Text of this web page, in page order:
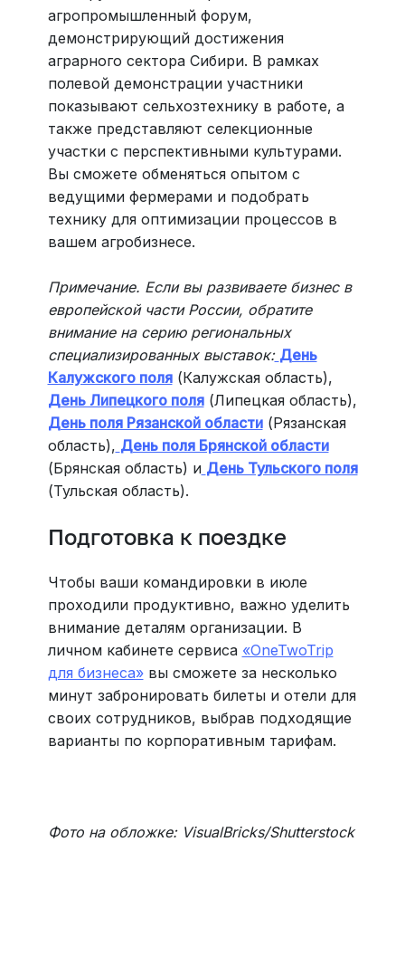
агропромышленный форум,
демонстрирующий достижения
аграрного сектора Сибири. В рамках
полевой демонстрации участники
показывают сельхозтехнику в работе, а
также представляют селекционные
участки с перспективными культурами.
Вы сможете обменяться опытом с
ведущими фермерами и подобрать
технику для оптимизации процессов в
вашем агробизнесе.
Примечание. Если вы развиваете бизнес в
европейской части России, обратите
внимание на серию региональных
специализированных выставок: День
Калужского поля(Калужская область),
День Липецкого поля(Липецкая область),
День поля Рязанской области(Рязанская
область), День поля Брянской области
(Брянская область) и День Тульского поля
(Тульская область).
Подготовка к поездке
Чтобы ваши командировки в июле
проходили продуктивно, важно уделить
внимание деталям организации. В
личном кабинете сервиса «OneTwoTrip
для бизнеса»вы сможете за несколько
минут забронировать билеты и отели для
своих сотрудников, выбрав подходящие
варианты по корпоративным тарифам.
Фото на обложке: VisualBricks/Shutterstock